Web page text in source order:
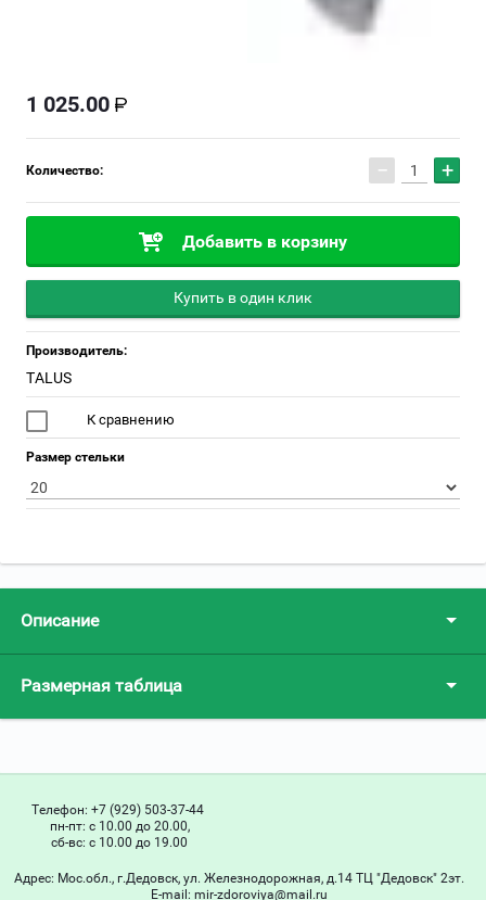
1 025.00
Количество: − +
Добавить в корзину
Купить в один клик
Производитель:
TALUS
К сравнению
Размер стельки
Описание
Размерная таблица
Телефон: +7 (929) 503-37-44
пн-пт: с 10.00 до 20.00,
сб-вс: с 10.00 до 19.00
Адрес: Мос.обл., г.Дедовск, ул. Железнодорожная, д.14 ТЦ "Дедовск" 2эт.
Е-mail: mir-zdoroviya@mail.ru